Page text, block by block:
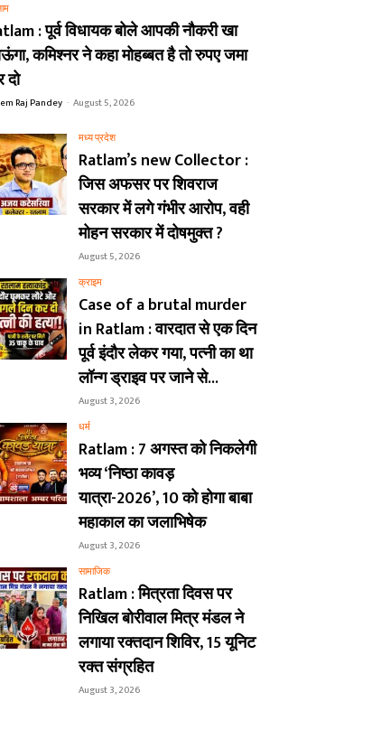
: पूर्व विधायक बोले आपकी नौकरी खा
कमिश्नर ने कहा मोहब्बत है तो रुपए जमा
Raj Pandey - August 5, 2026
मध्य प्रदेश
Ratlam’s new Collector :
जिस अफसर पर शिवराज
सरकार में लगे गंभीर आरोप, वही
मोहन सरकार में दोषमुक्त ?
August 5, 2026
क्राइम
Case of a brutal murder
in Ratlam : वारदात से एक दिन
पूर्व इंदौर लेकर गया, पत्नी का था
लॉन्ग ड्राइव पर जाने से...
August 3, 2026
धर्म
Ratlam : 7 अगस्त को निकलेगी
भव्य ‘निष्ठा कावड़
यात्रा-2026’, 10 को होगा बाबा
महाकाल का जलाभिषेक
August 3, 2026
सामाजिक
Ratlam : मित्रता दिवस पर
निखिल बोरीवाल मित्र मंडल ने
लगाया रक्तदान शिविर, 15 यूनिट
रक्त संग्रहित
August 3, 2026